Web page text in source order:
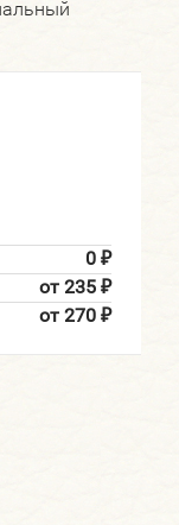
0 ₽
от 235 ₽
от 270 ₽